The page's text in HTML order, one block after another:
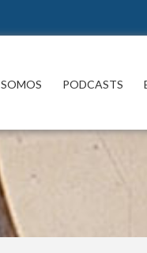
SOMOS PODCASTS